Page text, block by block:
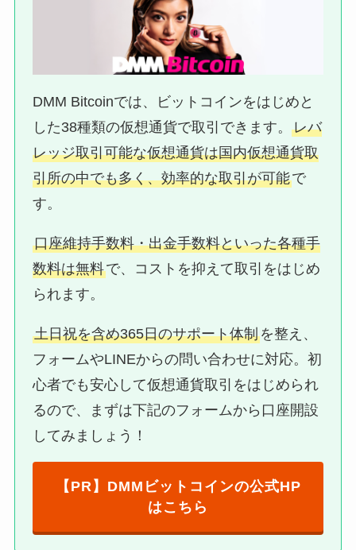
DMM Bitcoinでは、ビットコインをはじめと
した38種類の仮想通貨で取引できます。レバ
レッジ取引可能な仮想通貨は国内仮想通貨取
引所の中でも多く、効率的な取引が可能で
す。
口座維持手数料・出金手数料といった各種手
数料は無料で、コストを抑えて取引をはじめ
られます。
土日祝を含め365日のサポート体制を整え、
フォームやLINEからの問い合わせに対応。初
心者でも安心して仮想通貨取引をはじめられ
るので、まずは下記のフォームから口座開設
してみましょう！
【PR】DMMビットコインの公式HP
はこちら